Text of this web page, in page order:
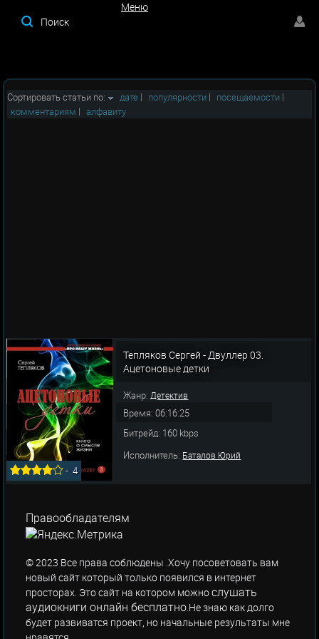
Меню
Сортировать статьи по: дате | популярности | посещаемости |
комментариям | алфавиту
-4
Тепляков Сергей - Двуллер 03.
Ацетоновые детки
Жанр:Детектив
Время: 06:16:25
Битрейд: 160 kbps
Исполнитель: Баталов Юрий
Правообладателям
© 2023 Все права соблюдены .Хочу посоветовать вам
новый сайт который только появился в интернет
просторах. Это сайт на котором можнослушать
аудиокниги онлайн бесплатно.Не знаю как долго
будет развиватся проект, но начальные результаты мне